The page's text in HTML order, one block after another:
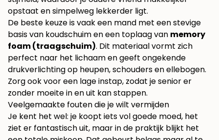
opstaat en simpelweg lekkerder ligt.
De beste keuze is vaak een mand met een stevige
basis van koudschuim en een toplaag van memory
foam (traagschuim). Dit materiaal vormt zich
perfect naar het lichaam en geeft ongekende
drukverlichting op heupen, schouders en ellebogen.
Zorg ook voor een lage instap, zodat je senior er
zonder moeite in en uit kan stappen.
Veelgemaakte fouten die je wilt vermijden
Je kent het wel: je koopt iets vol goede moed, het
ziet er fantastisch uit, maar in de praktijk blijkt het